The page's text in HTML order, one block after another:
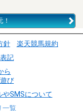
！
針
楽天競馬規約
記
ら
び
やSMSについて
一覧